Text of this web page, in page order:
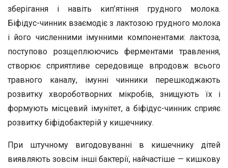
зберігання і навіть кип’ятіння грудного молока.
Біфідус-чинник взаємодіє з лактозою грудного молока
і його численними імунними компонентами: лактоза,
поступово розщеплюючись ферментами травлення,
створює сприятливе середовище впродовж всього
травного каналу, імунні чинники перешкоджають
розвитку хвороботворних мікробів, знищують їх і
формують місцевий імунітет, а біфідус-чинник сприяє
розвитку біфідобактерій у кишечнику.
При штучному вигодовуванні в кишечнику дітей
виявляють зовсім інші бактерії, найчастіше — кишкову